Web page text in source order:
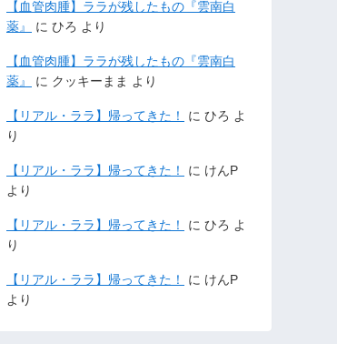
【血管肉腫】ララが残したもの『雲南白
薬』
に ひろ より
【血管肉腫】ララが残したもの『雲南白
薬』
に クッキーまま より
【リアル・ララ】帰ってきた！ に ひろ よ
り
【リアル・ララ】帰ってきた！ に けんP
より
【リアル・ララ】帰ってきた！ に ひろ よ
り
【リアル・ララ】帰ってきた！ に けんP
より